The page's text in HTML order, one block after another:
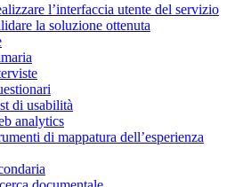
l’interfaccia utente del servizio
la soluzione ottenuta
di usabilità
analytics
di mappatura dell’esperienza